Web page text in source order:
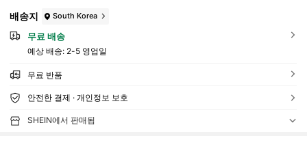
배송지 South Korea
무료 배송
예상 배송: 2-5 영업일
무료 반품
안전한 결제 · 개인정보 보호
SHEIN에서 판매됨